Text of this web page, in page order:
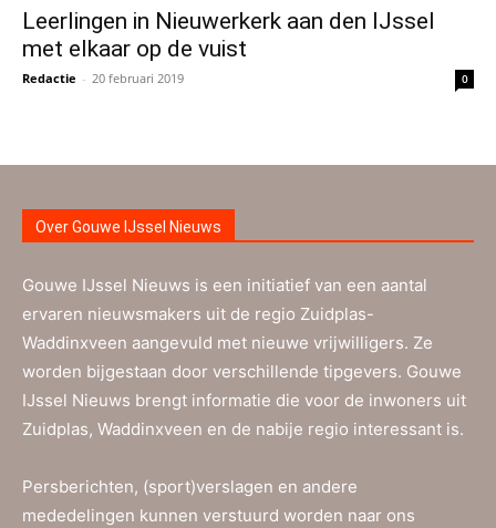
Leerlingen in Nieuwerkerk aan den IJssel
met elkaar op de vuist
Redactie - 20 februari 2019 0
Over Gouwe IJssel Nieuws
Gouwe IJssel Nieuws is een initiatief van een aantal
ervaren nieuwsmakers uit de regio Zuidplas-
Waddinxveen aangevuld met nieuwe vrijwilligers. Ze
worden bijgestaan door verschillende tipgevers. Gouwe
IJssel Nieuws brengt informatie die voor de inwoners uit
Zuidplas, Waddinxveen en de nabije regio interessant is.
Persberichten, (sport)verslagen en andere
mededelingen kunnen verstuurd worden naar ons